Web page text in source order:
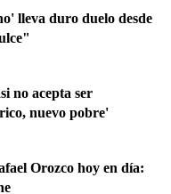
lleva duro duelo desde
no acepta ser
nuevo pobre'
Orozco hoy en día: